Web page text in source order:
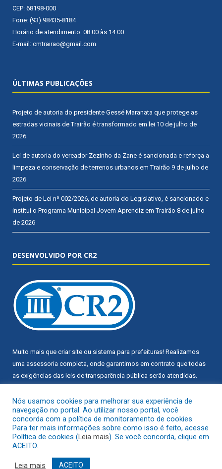
CEP: 68198-000
Fone: (93) 98435-8184
Horário de atendimento: 08:00 às 14:00
E-mail: cmtrairao@gmail.com
ÚLTIMAS PUBLICAÇÕES
Projeto de autoria do presidente Gessé Maranata que protege as
estradas vicinais de Trairão é transformado em lei 10 de julho de
2026
Lei de autoria do vereador Zezinho da Zane é sancionada e reforça a
limpeza e conservação de terrenos urbanos em Trairão 9 de julho de
2026
Projeto de Lei nº 002/2026, de autoria do Legislativo, é sancionado e
institui o Programa Municipal Jovem Aprendiz em Trairão 8 de julho
de 2026
DESENVOLVIDO POR CR2
Muito mais que criar site ou sistema para prefeituras! Realizamos
uma assessoria completa, onde garantimos em contrato que todas
as exigências das leis de transparência pública serão atendidas.
Conheça oPNTPe oRadar da Transparência Pública
Todos os direitos reservados a Câmara Municipal de Trairão.
Nós usamos cookies para melhorar sua experiência de
navegação no portal. Ao utilizar nosso portal, você
concorda com a política de monitoramento de cookies.
Para ter mais informações sobre como isso é feito, acesse
Política de cookies (Leia mais). Se você concorda, clique em
ACEITO.
Leia mais ACEITO